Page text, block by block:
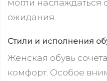
могли
ожидания.
Стили и исполнения
Женская обувь
комфорт. Особое